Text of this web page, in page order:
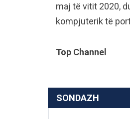
maj të vitit 2020,
kompjuterik të
Top Channel
SONDAZH